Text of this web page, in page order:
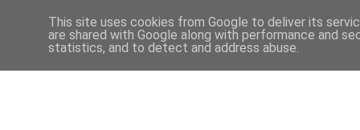
This site uses cookies from Google to deliver its
are shared with Google along with performance and
statistics, and to detect and address abuse.